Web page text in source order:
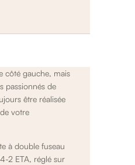
côté gauche, mais
passionnés de
être réalisée
votre
à double fuseau
2 ETA, réglé sur